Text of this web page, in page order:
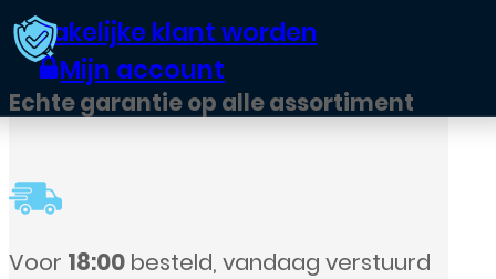
Zakelijke klant worden
Mijn account
Echte garantie op alle assortiment
Voor 18:00 besteld, vandaag verstuurd